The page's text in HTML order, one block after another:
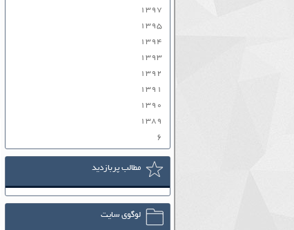
۱۳۹۷
۱۳۹۵
۱۳۹۴
۱۳۹۳
۱۳۹۲
۱۳۹۱
۱۳۹۰
۱۳۸۹
۶
مطالب پربازدید
لوگوی سایت